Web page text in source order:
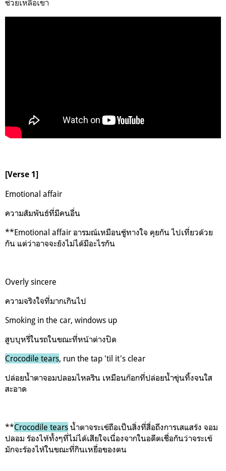
ช่วยเหลือเขา
[Verse 1]
Emotional affair
ความสัมพันธ์ที่มีคนอื่น
**Emotional affair อารมณ์เหมือนชู้ทางใจ คุยกัน ไปเที่ยวด้วย
กัน แต่ว่าอาจจะยังไม่ได้มีอะไรกัน
Overly sincere
ความจริงใจที่มากเกินไป
Smoking in the car, windows up
สูบบุหรี่ในรถในขณะที่หน้าต่างปิด
Crocodile tears, run the tap 'til it's clear
ปล่อยน้ำตาจอมปลอมไหลริน เหมือนก๊อกที่ปล่อยน้ำขุ่นทิ้งจนใส
สะอาด
**Crocodile tears น้ำตาจระเข้ถือเป็นสิ่งที่สื่อถึงการเสแสร้ง จอม
ปลอม ร้องไห้ทั้งๆที่ไม่ได้เสียใจเนื่องจากในอดีตเชื่อกันว่าจระเข้
มักจะร้องไห้ในขณะที่กินเหยื่อของตน